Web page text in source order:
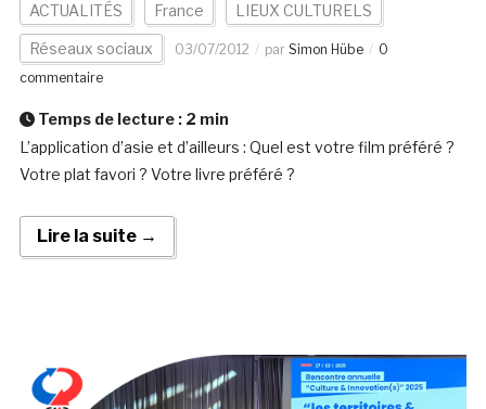
ACTUALITÉS France LIEUX CULTURELS
Réseaux sociaux 03/07/2012 par Simon Hübe
0
commentaire
Temps de lecture : 2 min
L’application d’asie et d’ailleurs : Quel est votre film préféré ?
Votre plat favori ? Votre livre préféré ?
Lire la suite →